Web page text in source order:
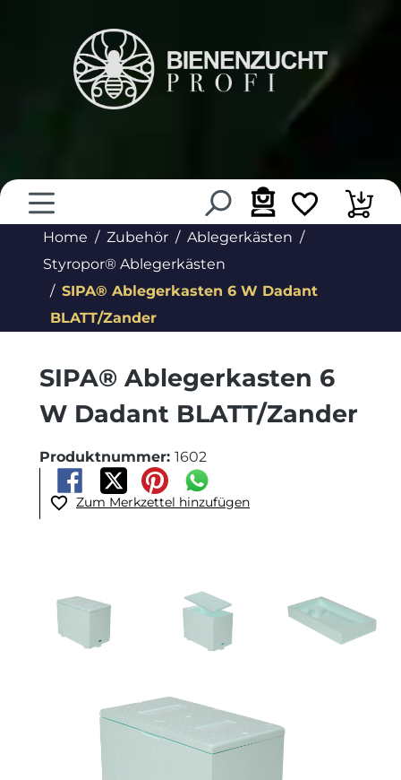
Home Zubehör
Ablegerkästen
Styropor® Ablegerkästen
SIPA® Ablegerkasten 6 W Dadant
BLATT/Zander
SIPA® Ablegerkasten 6
W Dadant BLATT/Zander
Produktnummer: 1602
Zum Merkzettel hinzufügen